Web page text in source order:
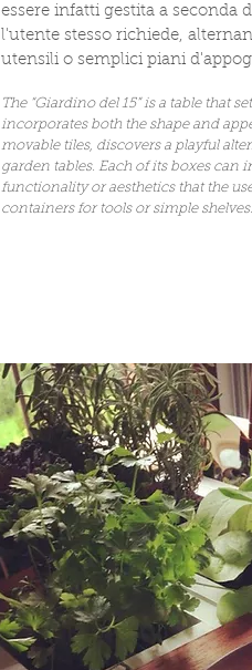
essere infatti gestita a seconda
l'utente stesso richiede,
utensili o semplici piani
The “Giardino del 15” is a table that
incorporates both the shape and
movable tiles, discovers a playful
garden tables. Each of its boxes can
functionality or aesthetics that the
containers for tools or simple shelves.